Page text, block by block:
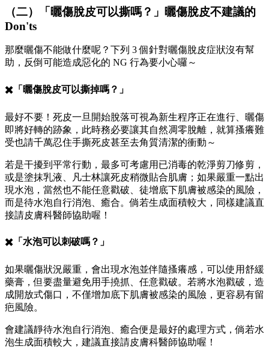
（二）「曬傷脫皮可以撕嗎 ？」曬傷脫皮不建議的
Don'ts
那麼曬傷不能做什麼呢？下列 3 個針對曬傷脫皮症狀沒有幫
助，反倒可能造成惡化的 NG 行為要小心囉～
✖️「曬傷脫皮可以撕掉嗎？」
最好不要！死皮一旦開始脫落可視為新生程序正在進行、曬傷
即將好轉的跡象，此時務必要讓其自然凋零脫離，就算搔癢難
受也請千萬忍住手撕死皮甚至去角質清潔的衝動～
若是干擾到平常行動，最多可考慮用已消毒的乾淨剪刀修剪，
或是塗抹乳液、凡士林讓死皮稍微貼合肌膚；如果嚴重一點出
現水泡，當然也不能任意戳破、徒增底下肌膚被感染的風險，
而是待水泡自行消泡、癒合。倘若生成面積較大，同樣建議直
接請皮膚科醫師協助喔！
✖️「水泡可以刺破嗎？」
如果曬傷狀況嚴重，會出現水泡並伴隨搔癢感，可以使用舒緩
藥膏，但要盡量避免用手撓抓、任意戳破。若將水泡戳破，造
成開放式傷口，不僅增加底下肌膚被感染的風險，更容易有留
疤風險。
會建議靜待水泡自行消泡、癒合便是最好的處理方式，倘若水
泡生成面積較大，建議直接請皮膚科醫師協助喔！